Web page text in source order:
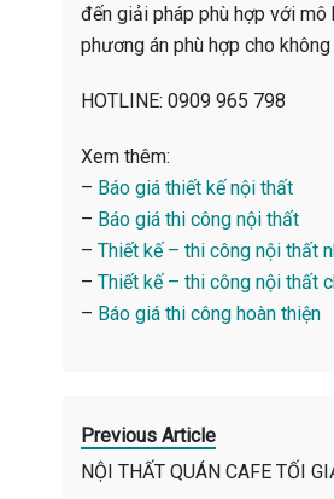
đến giải pháp phù hợp với
phương án phù hợp cho không
HOTLINE: 0909 965 798
Xem thêm:
– Báo giá thiết kế nội thất
– Báo giá thi công nội thất
– Thiết kế – thi công nội thất
– Thiết kế – thi công nội thất
– Báo giá thi công hoàn thiện
Previous Article
NỘI THẤT QUÁN CAFE TỐI